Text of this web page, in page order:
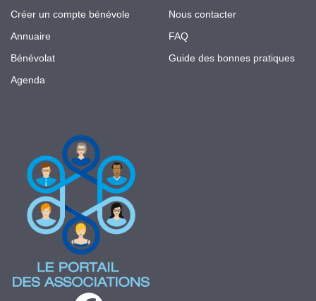
Créer un compte bénévole
Annuaire
Bénévolat
Agenda
Nous contacter
FAQ
Guide des bonnes pratiques